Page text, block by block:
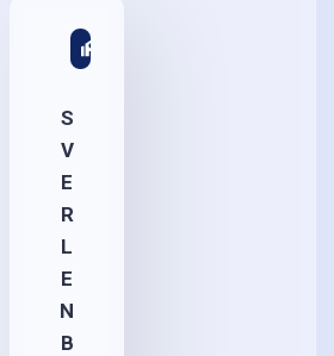
S
V
E
R
L
E
N
B